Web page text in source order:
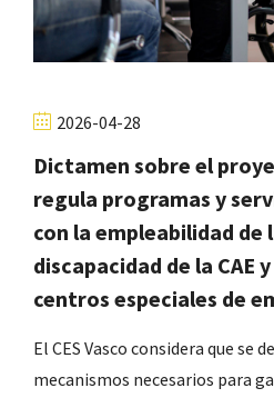
2026-04-28
Dictamen sobre el
regula programas y
con la empleabilidad de
discapacidad de la CAE
centros especiales de
El CES Vasco considera que se
mecanismos necesarios para